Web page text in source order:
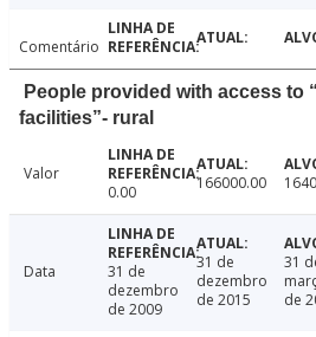
Comentário
People provided with access to
facilities”- rural
Valor
0.00
166000.00
Data
31 de
dezembro
de 2009
31 de
dezembro
de 2015
31
de